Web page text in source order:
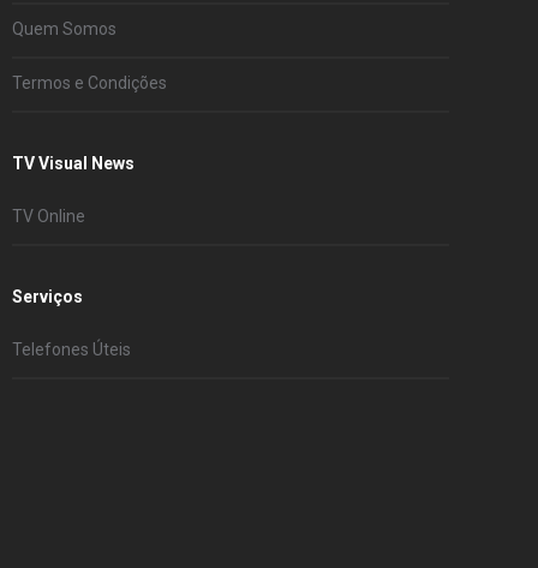
Quem Somos
Termos e Condições
TV Visual News
TV Online
Serviços
Telefones Úteis